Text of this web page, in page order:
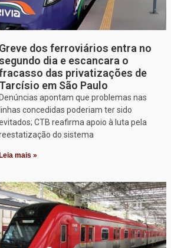
Greve dos ferroviários entra no
dia e escancara o
das privatizações de
Tarcísio em São Paulo
Denúncias apontam que problemas nas
linhas concedidas poderiam ter sido
CTB reafirma apoio à luta pela
do sistema
mais »